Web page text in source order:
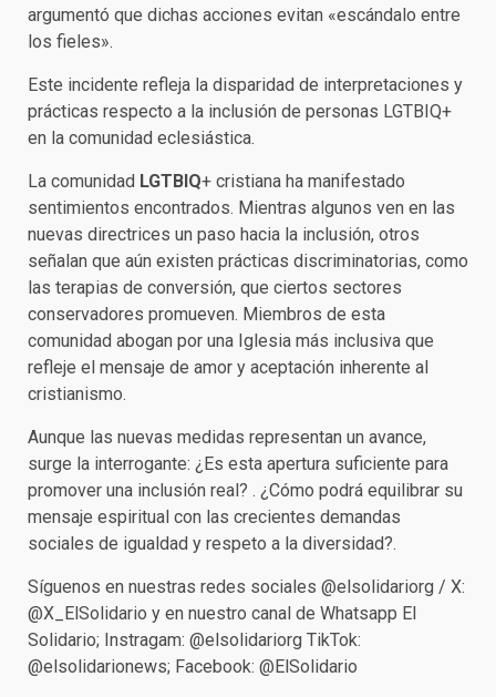
argumentó que dichas acciones evitan «escándalo entre
los fieles».
Este incidente refleja la disparidad de interpretaciones y
prácticas respecto a la inclusión de personas LGTBIQ+
en la comunidad eclesiástica.
La comunidad LGTBIQ+ cristiana ha manifestado
sentimientos encontrados. Mientras algunos ven en las
nuevas directrices un paso hacia la inclusión, otros
señalan que aún existen prácticas discriminatorias, como
las terapias de conversión, que ciertos sectores
conservadores promueven. Miembros de esta
comunidad abogan por una Iglesia más inclusiva que
refleje el mensaje de amor y aceptación inherente al
cristianismo.
Aunque las nuevas medidas representan un avance,
surge la interrogante: ¿Es esta apertura suficiente para
promover una inclusión real? . ¿Cómo podrá equilibrar su
mensaje espiritual con las crecientes demandas
sociales de igualdad y respeto a la diversidad?.
Síguenos en nuestras redes sociales @elsolidariorg / X:
@X_ElSolidario y en nuestro canal de Whatsapp El
Solidario; Instragam: @elsolidariorg TikTok:
@elsolidarionews; Facebook: @ElSolidario